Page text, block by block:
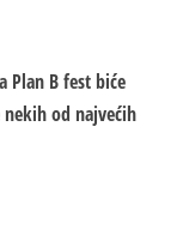
Plan B fest biće
nekih od najvećih